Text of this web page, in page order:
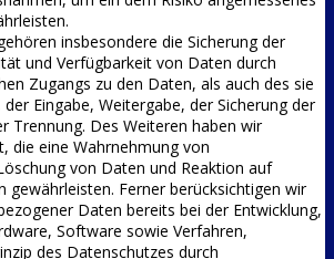
insbesondere die Sicherung der
und Verfügbarkeit von Daten durch
Zugangs zu den Daten, als auch des sie
Eingabe, Weitergabe, der Sicherung der
Trennung. Des Weiteren haben wir
die eine Wahrnehmung von
von Daten und Reaktion auf
gewährleisten. Ferner berücksichtigen wir
Daten bereits bei der Entwicklung,
Software sowie Verfahren,
des Datenschutzes durch